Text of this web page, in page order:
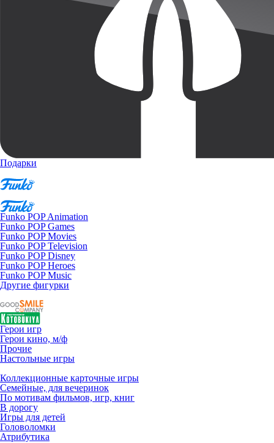
Подарки
Funko POP Animation
Funko POP Games
Funko POP Movies
Funko POP Television
Funko POP Disney
Funko POP Heroes
Funko POP Music
Другие фигурки
Герои игр
Герои кино, м/ф
Прочие
Настольные игры
Коллекционные карточные игры
Семейные, для вечеринок
По мотивам фильмов, игр, книг
В дорогу
Игры для детей
Головоломки
Атрибутика